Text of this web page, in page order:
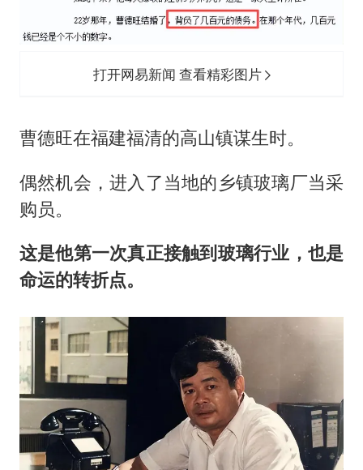
打开网易新闻 查看精彩图片
曹德旺在福建福清的高山镇谋生时。
偶然机会，进入了当地的乡镇玻璃厂当采
购员。
这是他第一次真正接触到玻璃行业，也是
命运的转折点。